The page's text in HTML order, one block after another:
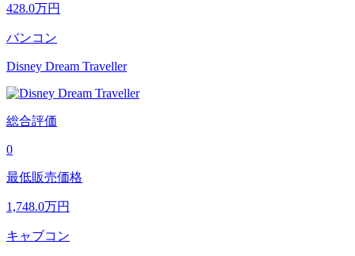
428.0万円
バンコン
Disney Dream Traveller
総合評価
0
最低販売価格
1,748.0万円
キャブコン